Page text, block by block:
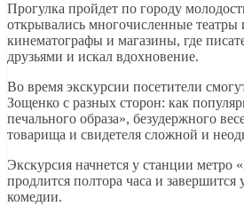
Прогулка пройдет по городу
открывались многочисленные театры
кинематографы и магазины, где
друзьями и искал вдохновение.
Во время экскурсии посетители
Зощенко с разных сторон: как
печального образа», безудержного
товарища и свидетеля сложной и
Экскурсия начнется у станции метро
продлится полтора часа и
комедии.